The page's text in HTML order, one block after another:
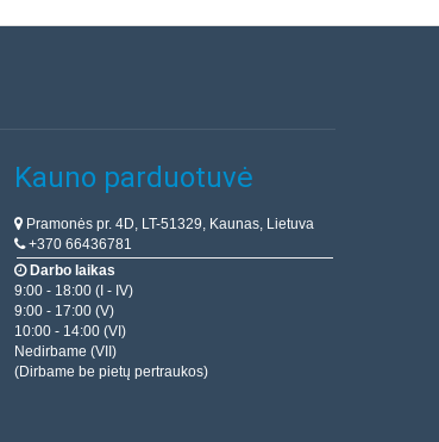
Kauno parduotuvė
Pramonės pr. 4D, LT-51329, Kaunas, Lietuva
+370 66436781
Darbo laikas
9:00 - 18:00 (I - IV)
9:00 - 17:00 (V)
10:00 - 14:00 (VI)
Nedirbame (VII)
(Dirbame be pietų pertraukos)